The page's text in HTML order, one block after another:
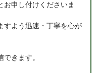
お申し付けくださいま
すよう迅速・丁寧を心が
きます。